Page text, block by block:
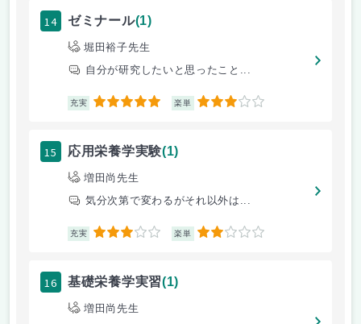
14 ゼミナール(1)
堀田裕子先生
自分が研究したいと思ったこと...
充実 5 楽単 3
15 応用栄養学実験(1)
増田尚先生
気分次第で変わるがそれ以外は...
充実 3 楽単 2
16 基礎栄養学実習(1)
増田尚先生